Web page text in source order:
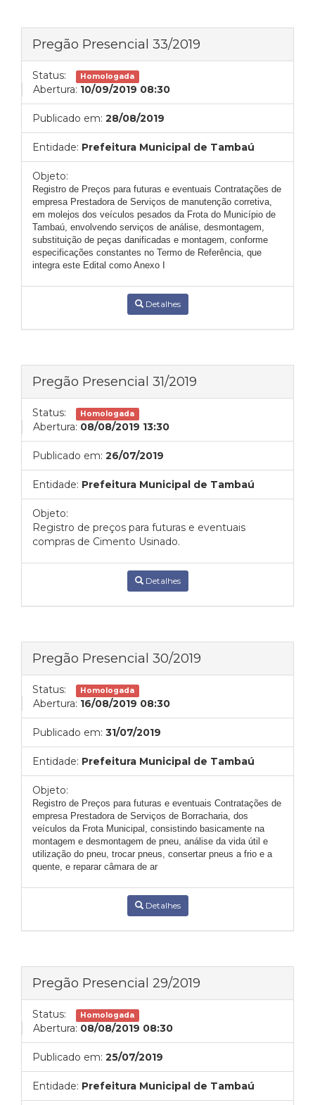
Pregão Presencial 33/2019
Status: Homologada
Abertura: 10/09/2019 08:30
Publicado em: 28/08/2019
Entidade: Prefeitura Municipal de Tambaú
Objeto:
Registro de Preços para futuras e eventuais Contratações de
empresa Prestadora de Serviços de manutenção corretiva,
em molejos dos veículos pesados da Frota do Município de
Tambaú, envolvendo serviços de análise, desmontagem,
substituição de peças danificadas e montagem, conforme
especificações constantes no Termo de Referência, que
integra este Edital como Anexo I
Detalhes
Pregão Presencial 31/2019
Status: Homologada
Abertura: 08/08/2019 13:30
Publicado em: 26/07/2019
Entidade: Prefeitura Municipal de Tambaú
Objeto:
Registro de preços para futuras e eventuais
compras de Cimento Usinado.
Detalhes
Pregão Presencial 30/2019
Status: Homologada
Abertura: 16/08/2019 08:30
Publicado em: 31/07/2019
Entidade: Prefeitura Municipal de Tambaú
Objeto:
Registro de Preços para futuras e eventuais Contratações de
empresa Prestadora de Serviços de Borracharia, dos
veículos da Frota Municipal , consistindo basicamente na
montagem e desmontagem de pneu, análise da vida útil e
utilização do pneu, trocar pneus, consertar pneus a frio e a
quente, e reparar câmara de ar
Detalhes
Pregão Presencial 29/2019
Status: Homologada
Abertura: 08/08/2019 08:30
Publicado em: 25/07/2019
Entidade: Prefeitura Municipal de Tambaú